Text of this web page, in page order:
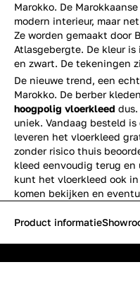
Marokko. De
modern interieur, maar
Ze worden gemaakt door
Atlasgebergte. De kleur
en zwart. De tekeningen
De nieuwe trend, een echt
Marokko. De berber
hoogpolig vloerkleed
uniek. Vandaag besteld
leveren het vloerkleed
zonder risico thuis
kleed eenvoudig terug
kunt het vloerkleed ook
komen bekijken en
Product informatie